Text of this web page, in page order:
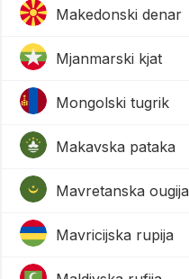
Makedonski denar
Mjanmarski kjat
Mongolski tugrik
Makavska pataka
Mavretanska ougija
Mavricijska rupija